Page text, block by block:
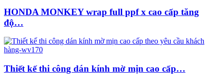
HONDA MONKEY wrap full ppf x cao cấp tăng
độ…
Thiết kế thi công dán kính mờ mịn cao cấp…